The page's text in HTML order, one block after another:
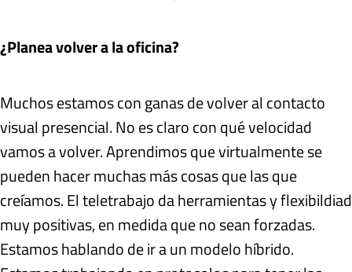
¿Planea volver a la oficina?
Muchos estamos con ganas de volver al contacto
visual presencial. No es claro con qué velocidad
vamos a volver. Aprendimos que virtualmente se
pueden hacer muchas más cosas que las que
creíamos. El teletrabajo da herramientas y flexibildiad
muy positivas, en medida que no sean forzadas.
Estamos hablando de ir a un modelo híbrido.